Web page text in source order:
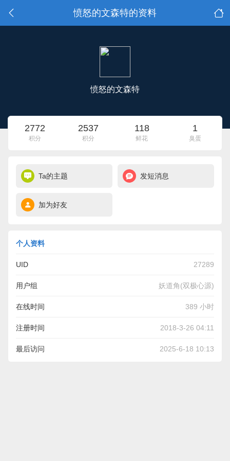
愤怒的文森特的资料
愤怒的文森特
2772
积分
2537
积分
118
鲜花
1
臭蛋
Ta的主题 发短消息
加为好友
个人资料
UID 27289
用户组 妖道角(双极心源)
在线时间 389 小时
注册时间 2018-3-26 04:11
最后访问 2025-6-18 10:13